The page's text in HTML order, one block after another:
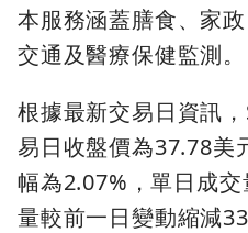
本服務涵蓋膳食、家
交通及醫療保健監測。
根據最新交易日資訊
易日收盤價為37.78美
幅為2.07%，單日成
量較前一日變動縮減